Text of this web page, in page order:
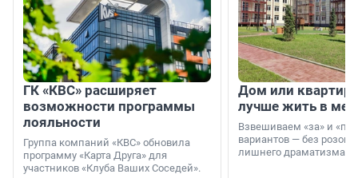
ГК «КВС» расширяет
возможности программы
лояльности
Группа компаний «КВС» обновила
программу «Карта Друга» для
участников «Клуба Ваших Соседей».
Дом или
лучше жить в
Взвешиваем «за» и
вариантов — без
лишнего драматизма.